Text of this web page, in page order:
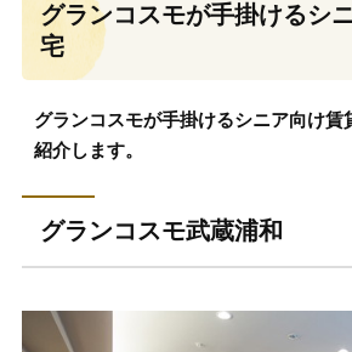
グランコスモが手掛けるシ
宅
グランコスモが手掛けるシニア向け賃
紹介します。
グランコスモ武蔵浦和